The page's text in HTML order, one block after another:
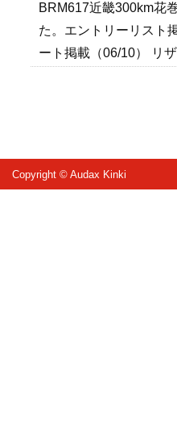
BRM617近畿300km花
た。エントリーリスト
ート掲載（06/10） リ
Copyright © Audax Kinki